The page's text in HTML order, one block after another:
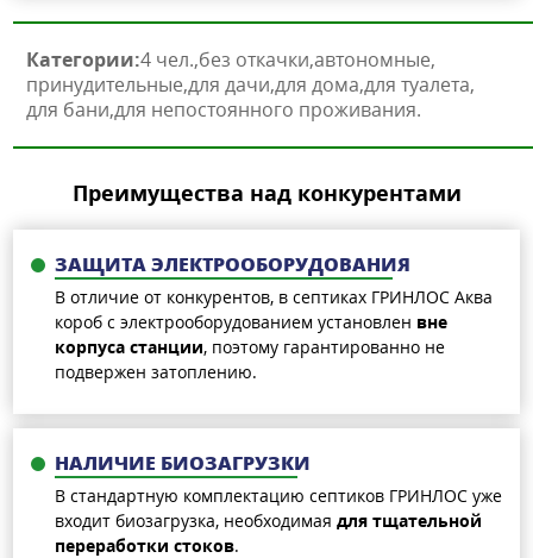
Категории:4 чел. без откачки автономные
принудительные для дачи для дома для туалета
для бани для непостоянного проживания
Преимущества над конкурентами
ЗАЩИТА ЭЛЕКТРООБОРУДОВАНИЯ
В отличие от конкурентов, в септиках ГРИНЛОС Аква
короб с электрооборудованием установлен вне
корпуса станции, поэтому гарантированно не
подвержен затоплению.
НАЛИЧИЕ БИОЗАГРУЗКИ
В стандартную комплектацию септиков ГРИНЛОС уже
входит биозагрузка, необходимая для тщательной
переработки стоков.